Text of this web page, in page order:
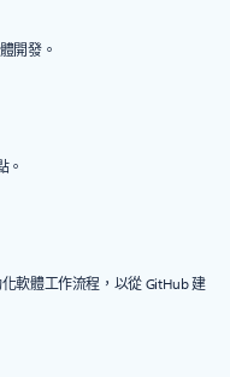
開發。
。
軟體工作流程，以從 GitHub 建